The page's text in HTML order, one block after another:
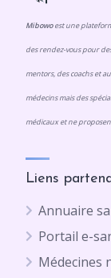
Mibowoest une
des rendez-vous pour
mentors, des coachs et
médecins mais des
médicaux et ne
Liens
Annuaire
Portail e-
Médecines